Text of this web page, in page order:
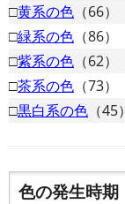
□黄系の色 （66）
□緑系の色 （86）
□紫系の色 （62）
□茶系の色 （73）
□黒白系の色 （45）
色の発生時期